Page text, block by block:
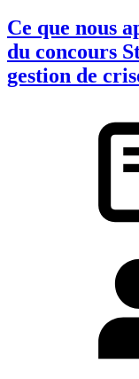
Ce que nous
du concours
gestion de